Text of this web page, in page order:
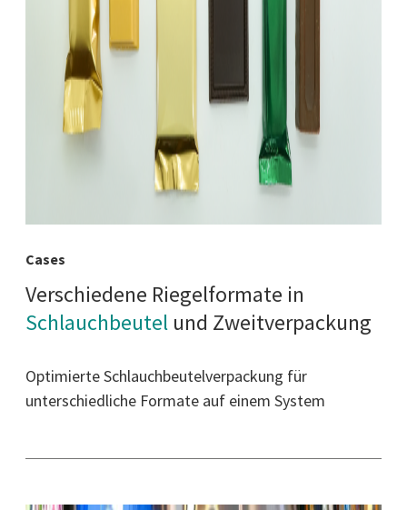
Cases
Verschiedene Riegelformate in
Schlauchbeutel und Zweitverpackung
Optimierte Schlauchbeutelverpackung für
unterschiedliche Formate auf einem System